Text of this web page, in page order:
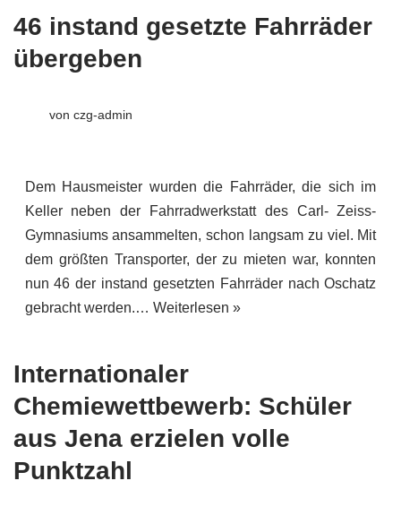
46 instand gesetzte Fahrräder
übergeben
von czg-admin
Dem Hausmeister wurden die Fahrräder, die sich im
Keller neben der Fahrradwerkstatt des Carl- Zeiss-
Gymnasiums ansammelten, schon langsam zu viel. Mit
dem größten Transporter, der zu mieten war, konnten
nun 46 der instand gesetzten Fahrräder nach Oschatz
gebracht werden.… Weiterlesen »
Internationaler
Chemiewettbewerb: Schüler
aus Jena erzielen volle
Punktzahl